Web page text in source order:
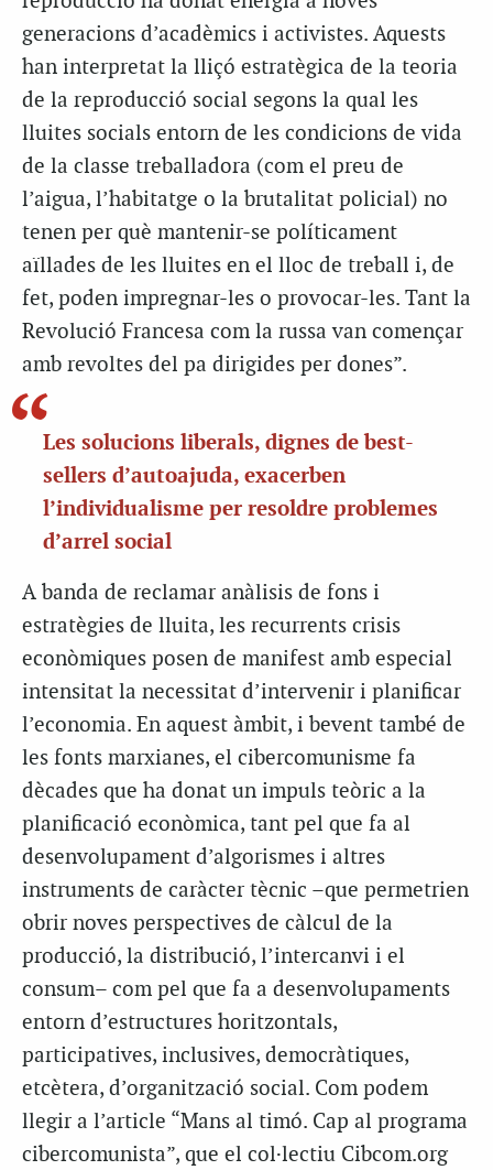
generacions d’acadèmics i activistes. Aquests
han interpretat la lliçó estratègica de la teoria
de la reproducció social segons la qual les
lluites socials entorn de les condicions de vida
de la classe treballadora (com el preu de
l’aigua, l’habitatge o la brutalitat policial) no
tenen per què mantenir-se políticament
aïllades de les lluites en el lloc de treball i, de
fet, poden impregnar-les o provocar-les. Tant la
Revolució Francesa com la russa van començar
amb revoltes del pa dirigides per dones”.
Les solucions liberals, dignes de best-
sellers d’autoajuda, exacerben
l’individualisme per resoldre problemes
d’arrel social
A banda de reclamar anàlisis de fons i
estratègies de lluita, les recurrents crisis
econòmiques posen de manifest amb especial
intensitat la necessitat d’intervenir i planificar
l’economia. En aquest àmbit, i bevent també de
les fonts marxianes, el cibercomunisme fa
dècades que ha donat un impuls teòric a la
planificació econòmica, tant pel que fa al
desenvolupament d’algorismes i altres
instruments de caràcter tècnic –que permetrien
obrir noves perspectives de càlcul de la
producció, la distribució, l’intercanvi i el
consum– com pel que fa a desenvolupaments
entorn d’estructures horitzontals,
participatives, inclusives, democràtiques,
etcètera, d’organització social. Com podem
llegir a l’article “Mans al timó. Cap al programa
cibercomunista”, que el col·lectiu Cibcom.org